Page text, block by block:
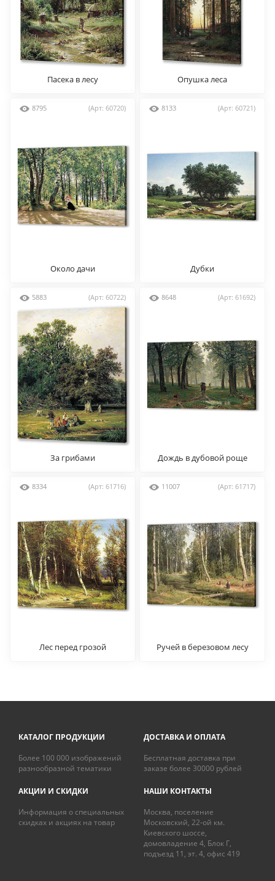
Пасека в лесу Опушка леса
8795 (Арт: 60720)
Около дачи
8133 (Арт: 60721)
Дубки
5883 (Арт: 60722)
За грибами
8648 (Арт: 61692)
Дождь в дубовой роще
8334 (Арт: 61716)
Лес перед грозой
11007 (Арт: 61717)
Ручей в березовом лесу
КАТАЛОГ ПРОДУКЦИИ
Более 100 000 изображений
разнообразной тематики
ДОСТАВКА И ОПЛАТА
Бесплатная доставка при
заказе более 30000 рублей
АКЦИИ И СКИДКИ
Информация о специальных
скидках и акциях на товар
НАШИ КОНТАКТЫ
Москва, поселение
Московский, 22-ой км.
Киевского шоссе,
домовладение 4, Блок Г,
подъезд 11, эт. 4, офис 419